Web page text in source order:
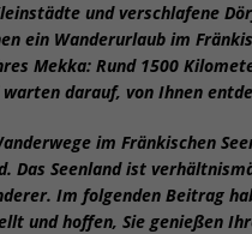
und verschlafene
ein Wanderurlaub im
Mekka: Rund 1500
darauf, von Ihnen
im Fränkischen
Das Seenland ist
Im folgenden Beitrag
und hoffen, Sie genießen